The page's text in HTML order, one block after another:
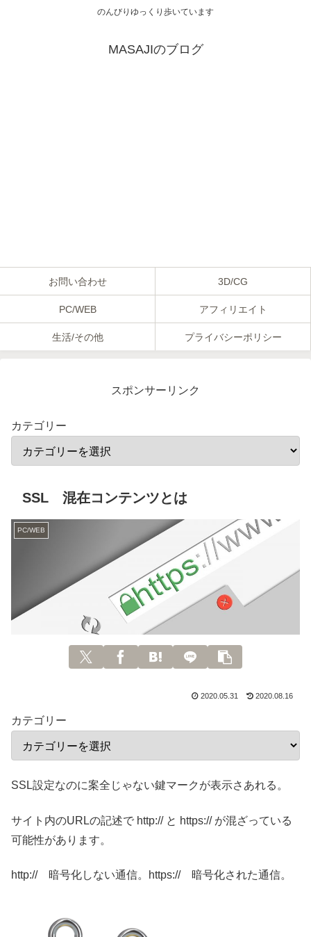
のんびりゆっくり歩いています
MASAJIのブログ
お問い合わせ 3D/CG
PC/WEB アフィリエイト
生活/その他 プライバシーポリシー
スポンサーリンク
カテゴリー
SSL 混在コンテンツとは
PC/WEB
2020.05.31 2020.08.16
カテゴリー
SSL設定なのに案全じゃない鍵マークが表示さあれる。
サイト内のURLの記述で http:// と https:// が混ざっている
可能性があります。
http:// 暗号化しない通信。https:// 暗号化された通信。